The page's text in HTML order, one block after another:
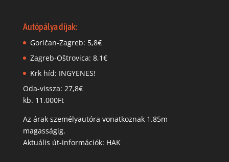
Autópálya díjak:
Goričan-Zagreb: 5,8€
Zagreb-Oštrovica: 8,1€
Krk híd: INGYENES!
Oda-vissza: 27,8€
kb. 11.000Ft
Az árak személyautóra vonatkoznak 1.85m
magasságig.
Aktuális út-információk: HAK